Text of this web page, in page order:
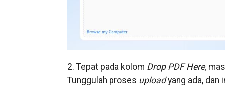
2. Tepat pada kolom Drop PDF Here,
Tunggulah proses uploadyang ada, dan